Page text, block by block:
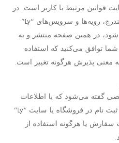
قوانین مرتبط با کاربر است. در
صورتی که در قوانین مندرج، رویه‏‌ها و سرویس‏‌های “Ly”
شود، در همین صفحه منتشر و به
توافق می‏‌کنید که استفاده
معنی پذیرش هرگونه تغییر است.
گفته می‌شود که با اطلاعات
کاربری خود که در فرم ثبت نام در فروشگاه یا سایت “Ly”
یا هرگونه استفاده از